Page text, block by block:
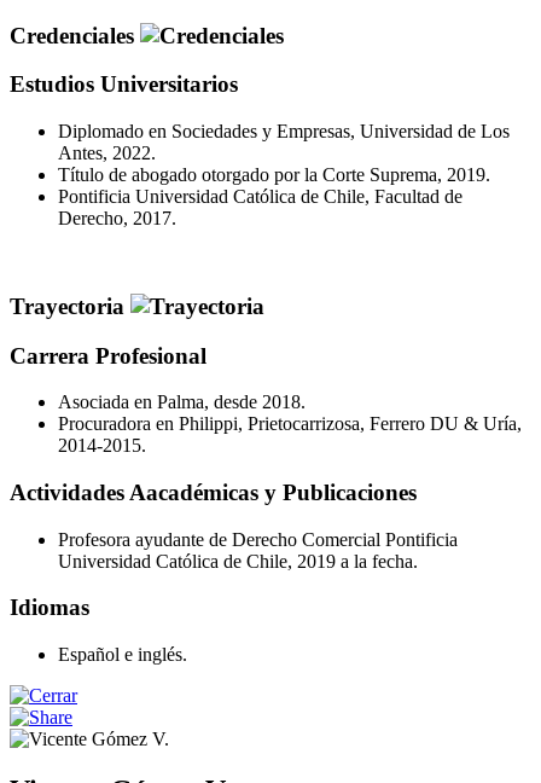
Credenciales
Estudios Universitarios
Diplomado en Sociedades y Empresas, Universidad de Los
Antes, 2022.
Título de abogado otorgado por la Corte Suprema, 2019.
Pontificia Universidad Católica de Chile, Facultad de
Derecho, 2017.
Trayectoria
Carrera Profesional
Asociada en Palma, desde 2018.
Procuradora en Philippi, Prietocarrizosa, Ferrero DU & Uría,
2014-2015.
Actividades Aacadémicas y Publicaciones
Profesora ayudante de Derecho Comercial Pontificia
Universidad Católica de Chile, 2019 a la fecha.
Idiomas
Español e inglés.